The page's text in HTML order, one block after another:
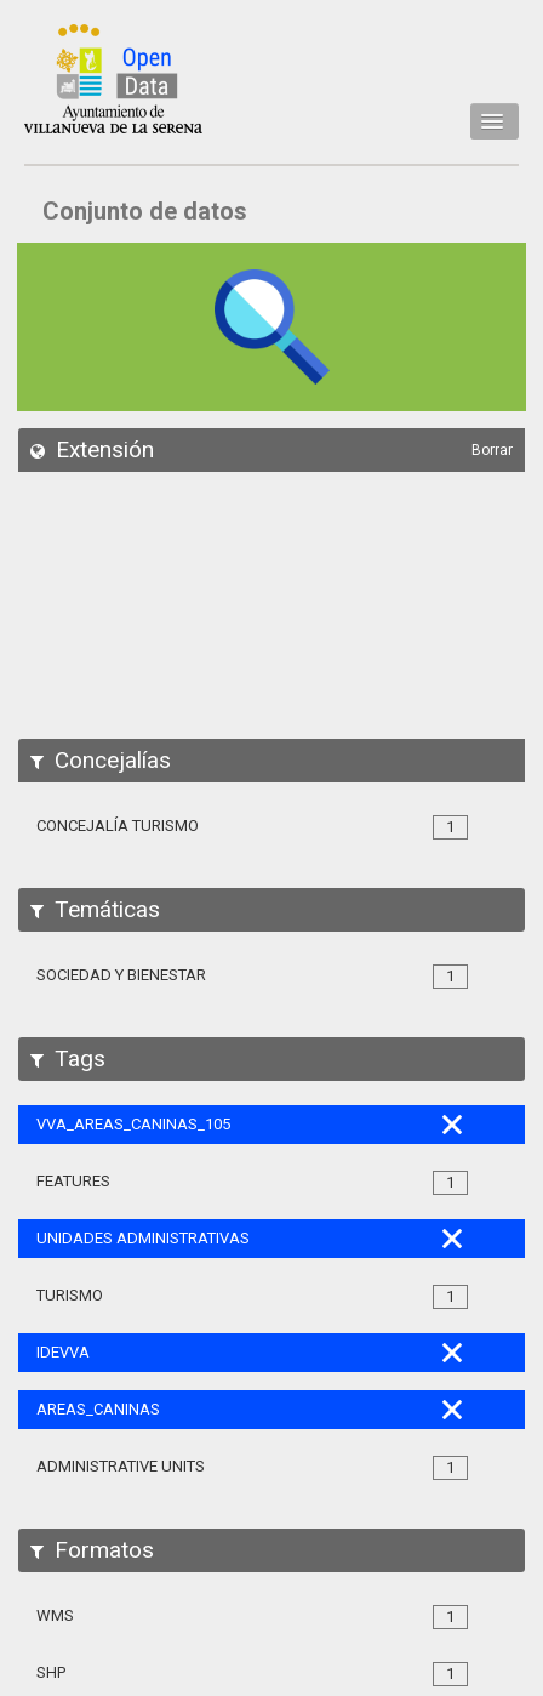
Inicio
Datos
API
Conjunto de datos
Extensión Borrar
Concejalías
1
CONCEJALÍA TURISMO
Temáticas
1
SOCIEDAD Y BIENESTAR
Tags
VVA_AREAS_CANINAS_105
1
FEATURES
UNIDADES ADMINISTRATIVAS
1
TURISMO
IDEVVA
AREAS_CANINAS
1
ADMINISTRATIVE UNITS
Formatos
1
WMS
1
SHP